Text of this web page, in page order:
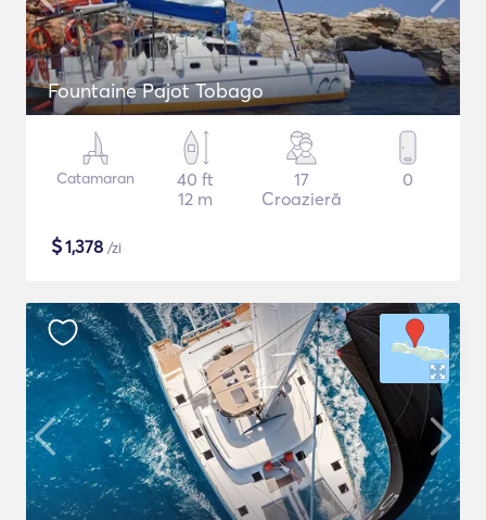
Fountaine Pajot Tobago
Catamaran
40 ft
12 m
17
Croazieră
0
$1,378 /zi